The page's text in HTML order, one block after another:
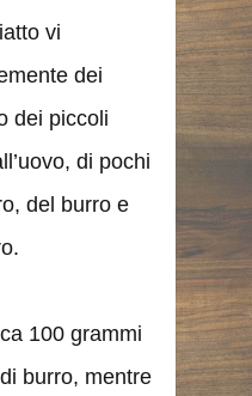
vi
dei
dei piccoli
di pochi
del burro e
100 grammi
burro, mentre